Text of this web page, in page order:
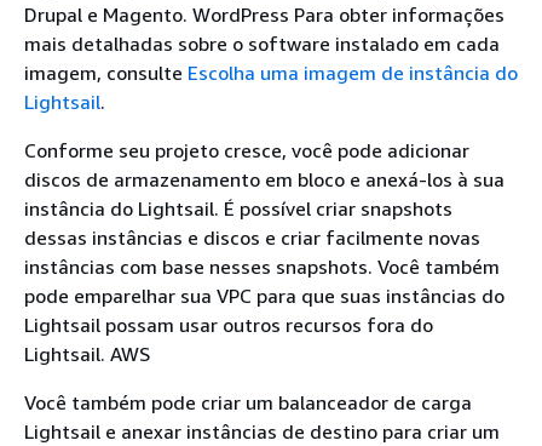
Drupal e Magento. WordPress Para obter informações
mais detalhadas sobre o software instalado em cada
imagem, consulte Escolha uma imagem de instância do
Lightsail.
Conforme seu projeto cresce, você pode adicionar
discos de armazenamento em bloco e anexá-los à sua
instância do Lightsail. É possível criar snapshots
dessas instâncias e discos e criar facilmente novas
instâncias com base nesses snapshots. Você também
pode emparelhar sua VPC para que suas instâncias do
Lightsail possam usar outros recursos fora do
Lightsail. AWS
Você também pode criar um balanceador de carga
Lightsail e anexar instâncias de destino para criar um